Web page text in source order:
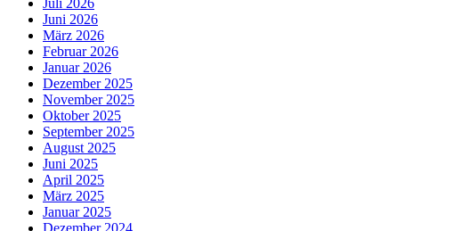
Juni 2026
März 2026
Februar 2026
Januar 2026
Dezember 2025
November 2025
Oktober 2025
September 2025
August 2025
Juni 2025
April 2025
März 2025
Januar 2025
Dezember 2024